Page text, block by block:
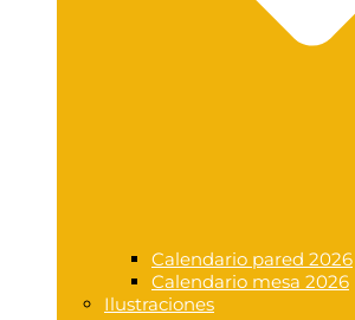
Calendario pared 2026
Calendario mesa 2026
Ilustraciones